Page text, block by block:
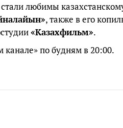
любимы
, также в его
«Казахфильм».
по будням в 20:00.